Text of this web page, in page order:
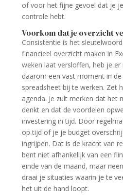
of voor het fijne gevoel dat je
controle hebt.
Voorkom dat je overzicht
Consistentie is het
financieel overzicht maken in
weken laat versloffen, heb je er
daarom een vast moment in
spreadsheet bij te werken. Zet
agenda. Je zult merken dat het
denkt en dat de voordelen
investering in tijd. Door
op tijd of je je budget
ingrijpen. Dat is de kracht van
bent niet afhankelijk van een
einde van de maand, maar
draai je situaties waarin je te
het uit de hand loopt.